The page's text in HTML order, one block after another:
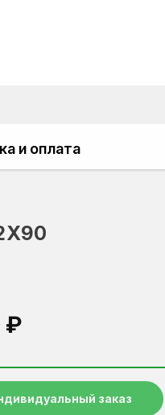
и оплата
₽
заказ